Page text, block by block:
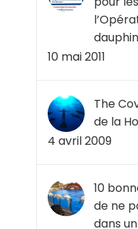
10 mai 2011
The
de la
4 avril 2009
10
de ne
dans un